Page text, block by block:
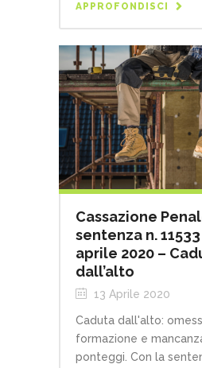
APPROFONDISCI
Cassazione
sentenza n.
aprile 2020 –
dall’alto
13 Aprile 2020
Caduta dall'alto:
formazione e
ponteggi. Con la